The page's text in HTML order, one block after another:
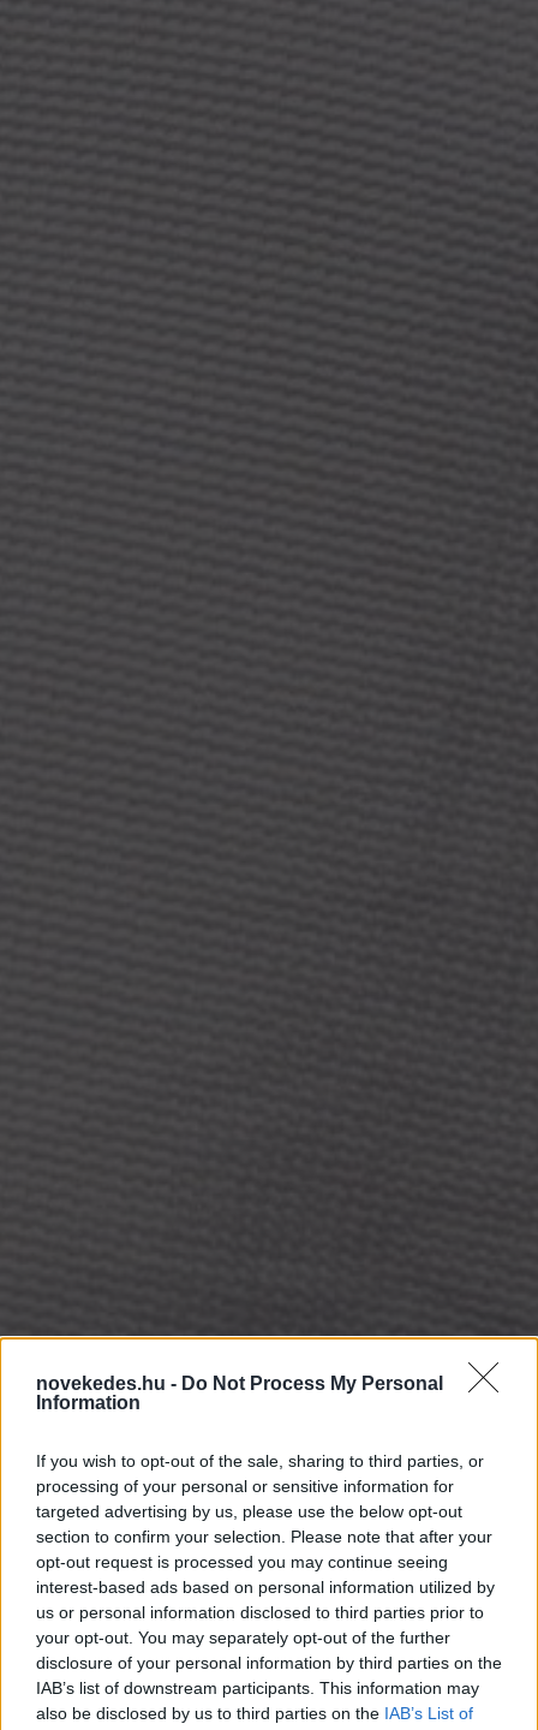
novekedes.hu - Do Not Process My Personal
Information
If you wish to opt-out of the sale, sharing to third parties, or
processing of your personal or sensitive information for
targeted advertising by us, please use the below opt-out
section to confirm your selection. Please note that after your
opt-out request is processed you may continue seeing
interest-based ads based on personal information utilized by
us or personal information disclosed to third parties prior to
your opt-out. You may separately opt-out of the further
disclosure of your personal information by third parties on the
IAB’s list of downstream participants. This information may
also be disclosed by us to third parties on the IAB’s List of
Van mit nézni a
mozikban - Mads
Mikkelsen is jön!
ELEMZÉSEK 2023. OKT. 13. TÓTH ZSÓFIA